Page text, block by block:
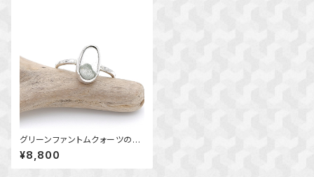
グリーンファントムクォーツのリ
ング 約9号 ～風景を閉じ込
めて～ 天然石アクセサリ
ー 一点物
¥8,800